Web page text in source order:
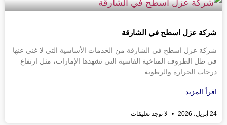
شركة عزل اسطح في الشارقة
شركة عزل اسطح في الشارقة من الخدمات الأساسية التي لا غنى عنها
في ظل الظروف المناخية القاسية التي تشهدها الإمارات، مثل ارتفاع
درجات الحرارة والرطوبة
اقرأ المزيد ...
24 أبريل، 2026 لا توجد تعليقات